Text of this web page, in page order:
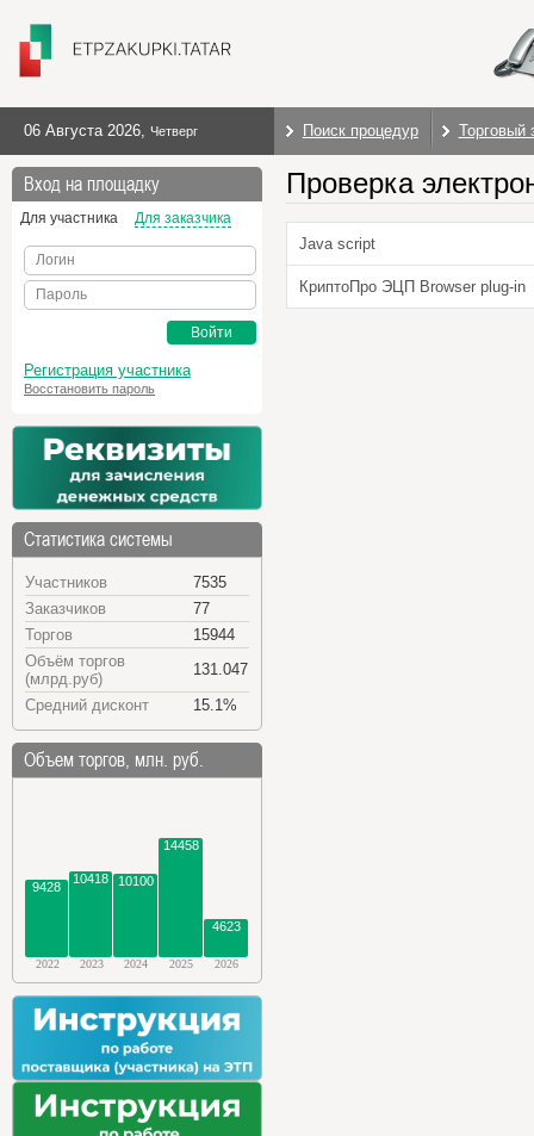
06 Августа 2026, Четверг Поиск процедур Торговый
Вход на площадку
Для участника Для заказчика
Логин
Пароль
Войти
Регистрация участника
Восстановить пароль
Статистика системы
Участников
7535
Заказчиков
77
Торгов
15944
Объём торгов
(млрд.руб)
131.047
Средний дисконт
15.1%
Объем торгов, млн. руб.
9428
10418 10100
14458
4623
2022 2023 2024 2025 2026
Проверка
Java script
КриптоПро ЭЦП Browser plug-in